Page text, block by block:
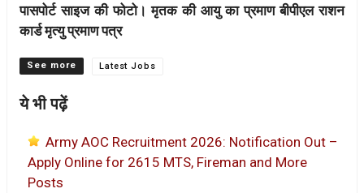
पासपोर्ट साइज की फोटो। मृतक की आयु का प्रमाण बीपीएल राशन
कार्ड मृत्यु प्रमाण पत्र
Categories Latest Jobs
ये भी पढ़ें
Army AOC Recruitment 2026: Notification Out –
Apply Online for 2615 MTS, Fireman and More
Posts